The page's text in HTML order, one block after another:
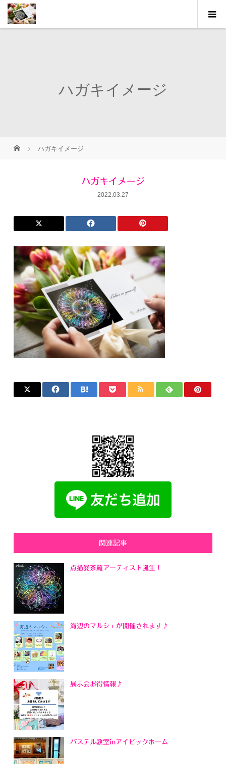
ハガキイメージ
ハガキイメージ
ハガキイメージ
2022.03.27
関連記事
点描曼荼羅アーティスト誕生！
海辺のマルシェが開催されます♪
展示会お得情報♪
パステル教室inアイビックホーム